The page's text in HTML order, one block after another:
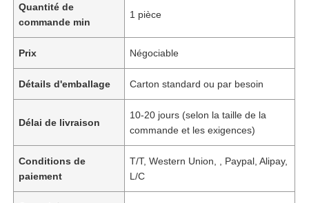
Quantité de
commande min
1 pièce
Prix Négociable
Détails d'emballage Carton standard ou par besoin
Délai de livraison
10-20 jours (selon la taille de la
commande et les exigences)
Conditions de
paiement
T/T, Western Union, , Paypal, Alipay,
L/C